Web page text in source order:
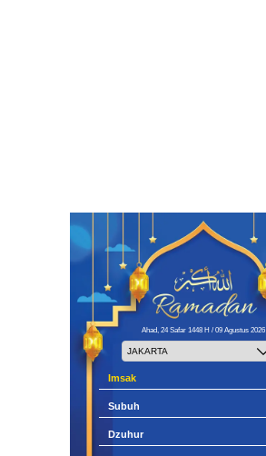
Ahad, 24 Safar 1448 H / 09 Agustus 2026
Imsak
Subuh
Dzuhur